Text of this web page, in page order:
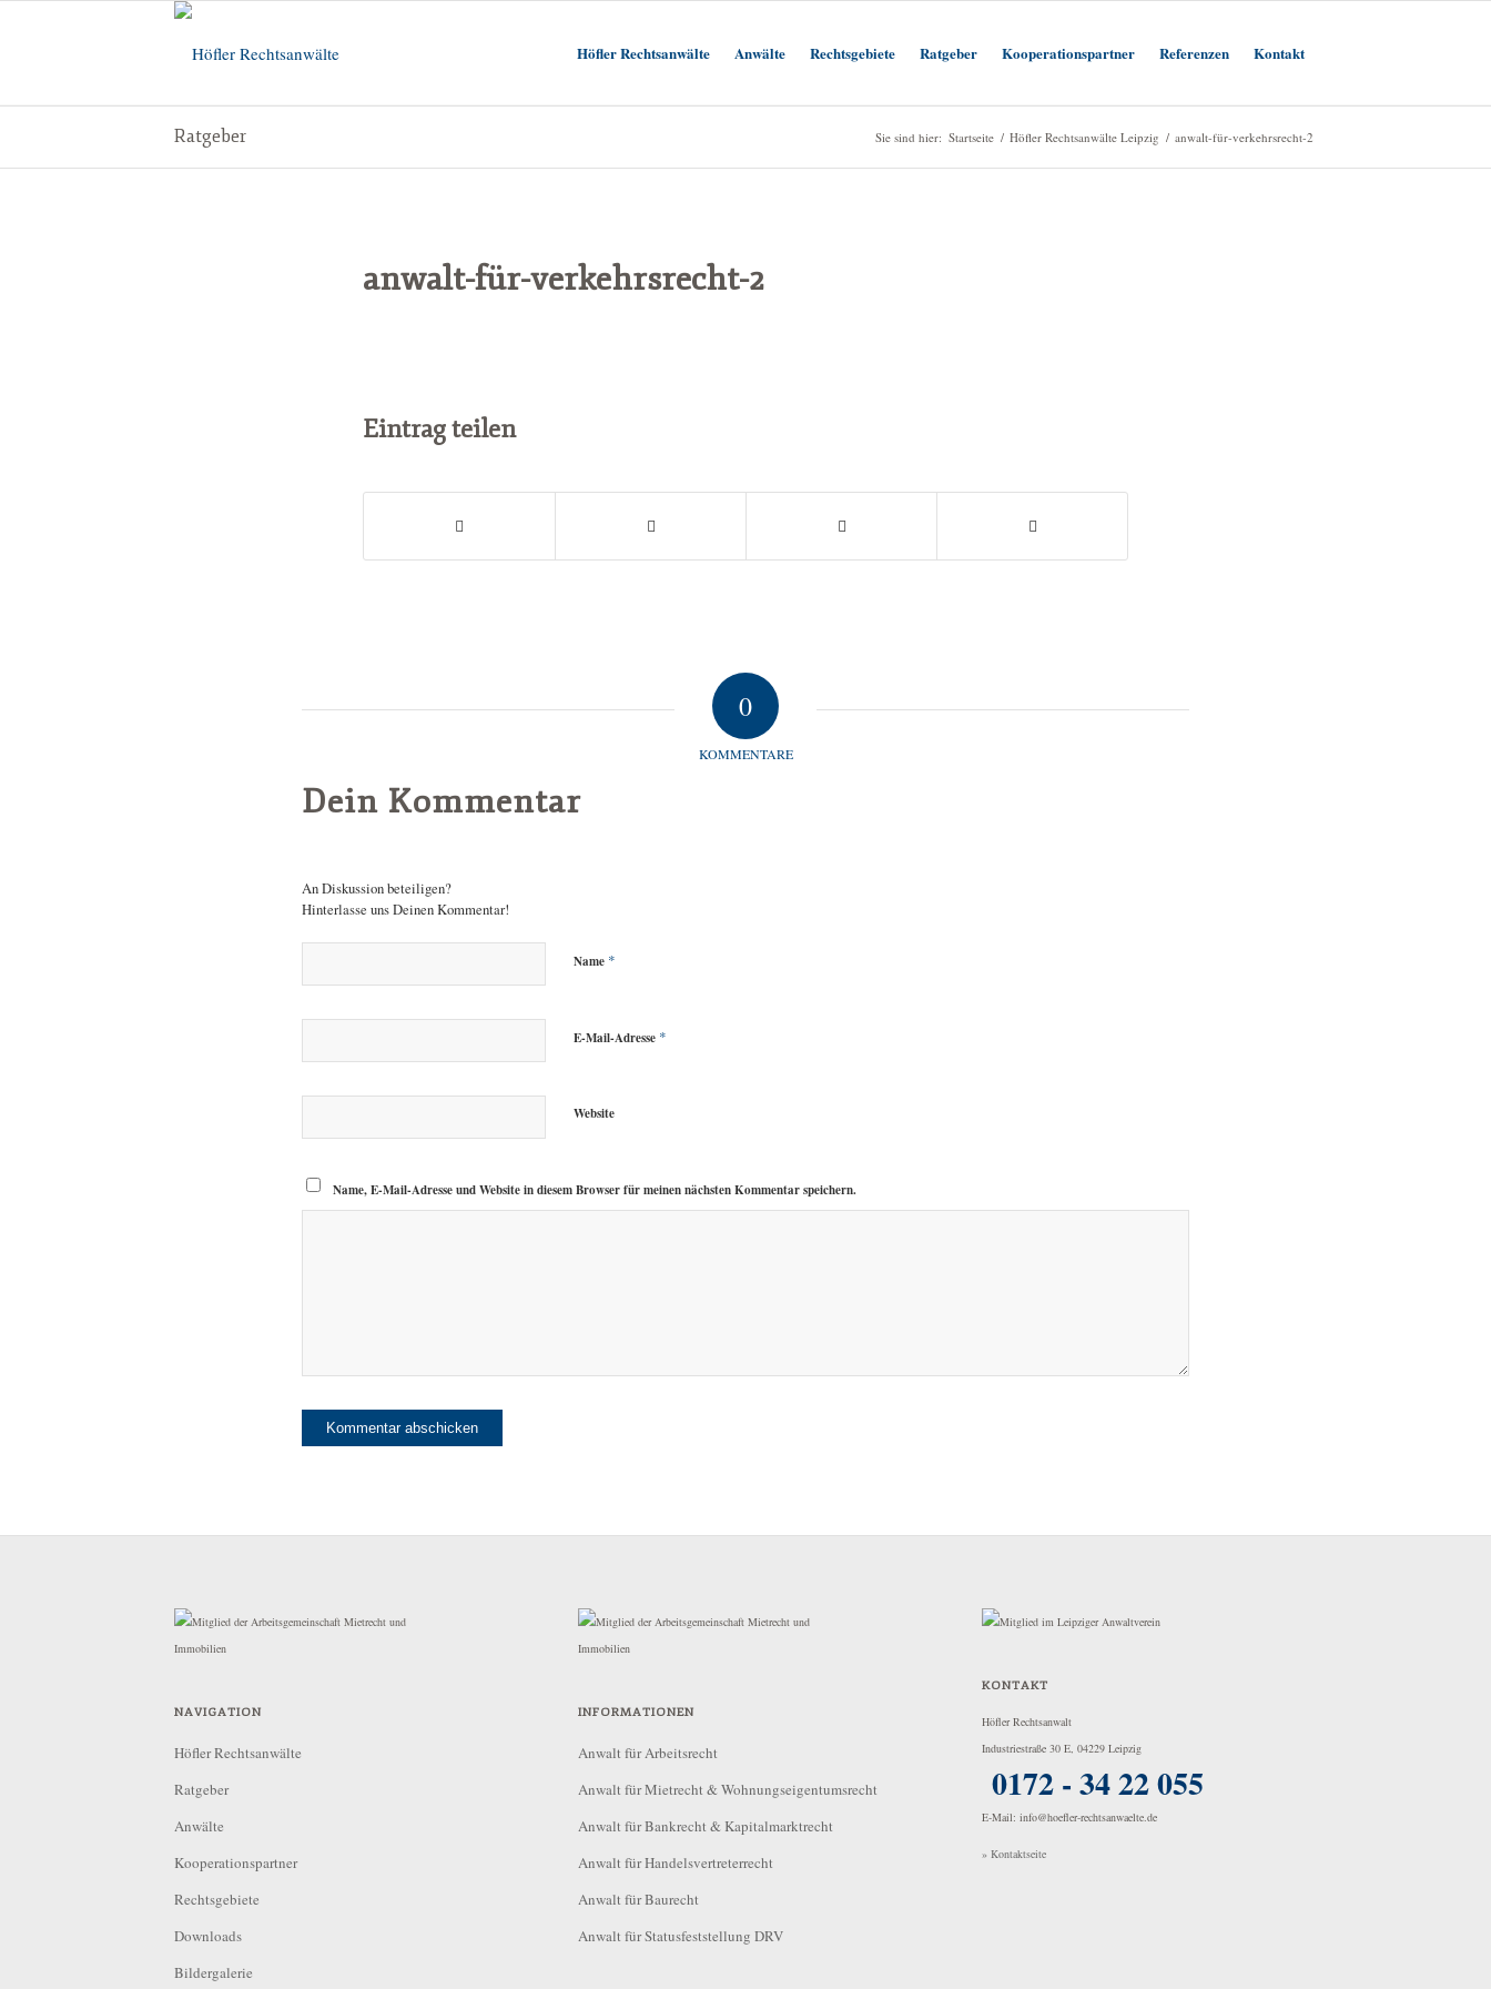
Höfler Rechtsanwälte Anwälte Rechtsgebiete Ratgeber Kooperationspartner Referenzen Kontakt
Ratgeber Sie sind hier: Startseite / Höfler Rechtsanwälte Leipzig / anwalt-für-verkehrsrecht-2
anwalt-für-verkehrsrecht-2
Eintrag teilen
0
KOMMENTARE
Dein Kommentar
An Diskussion beteiligen?
Hinterlasse uns Deinen Kommentar!
Name *
E-Mail-Adresse *
Website
Name, E-Mail-Adresse und Website in diesem Browser für meinen nächsten Kommentar speichern.
NAVIGATION
Höfler Rechtsanwälte
Ratgeber
Anwälte
Kooperationspartner
Rechtsgebiete
Downloads
Bildergalerie
INFORMATIONEN
Anwalt für Arbeitsrecht
Anwalt für Mietrecht & Wohnungseigentumsrecht
Anwalt für Bankrecht & Kapitalmarktrecht
Anwalt für Handelsvertreterrecht
Anwalt für Baurecht
Anwalt für Statusfeststellung DRV
KONTAKT
Höfler Rechtsanwalt
Industriestraße 30 E, 04229 Leipzig
0172 - 34 22 055
E-Mail: info@hoefler-rechtsanwaelte.de
» Kontaktseite